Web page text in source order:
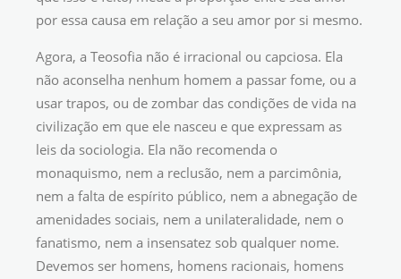
por essa causa em relação a seu amor por si mesmo.
Agora, a Teosofia não é irracional ou capciosa. Ela
não aconselha nenhum homem a passar fome, ou a
usar trapos, ou de zombar das condições de vida na
civilização em que ele nasceu e que expressam as
leis da sociologia. Ela não recomenda o
monaquismo, nem a reclusão, nem a parcimônia,
nem a falta de espírito público, nem a abnegação de
amenidades sociais, nem a unilateralidade, nem o
fanatismo, nem a insensatez sob qualquer nome.
Devemos ser homens, homens racionais, homens